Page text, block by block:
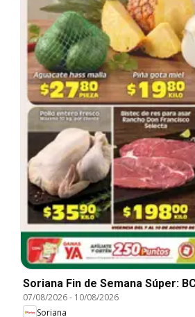
Soriana Fin de Semana Súper:
07/08/2026- 10/08/2026
Soriana